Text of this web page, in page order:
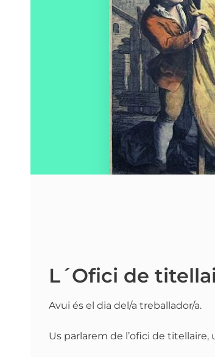
L´Ofici de
Avui és el dia del/a treballador/a.
Us parlarem de l’ofici de